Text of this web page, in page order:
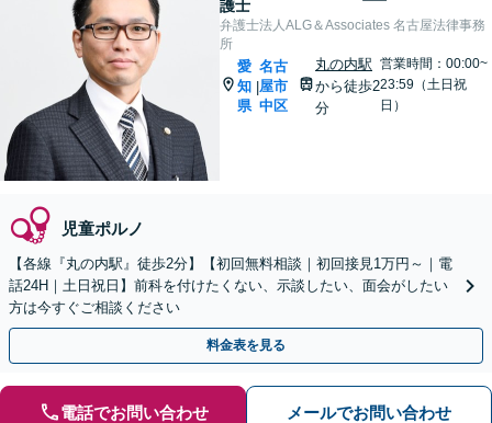
護士
弁護士法人ALG＆Associates 名古屋法律事務
所
愛
知
県
|
名古
屋市
中区
丸の内駅
から徒歩2
分
営業時間：00:00~
23:59（土日祝
日）
児童ポルノ
【各線『丸の内駅』徒歩2分】【初回無料相談｜初回接見1万円～｜電
話24H｜土日祝日】前科を付けたくない、示談したい、面会がしたい
方は今すぐご相談ください
料金表を見る
電話でお問い合わせ メールでお問い合わせ